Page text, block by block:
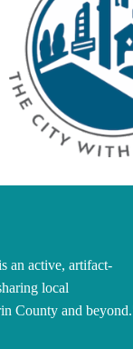
an active, artifact-
local
County and beyond.